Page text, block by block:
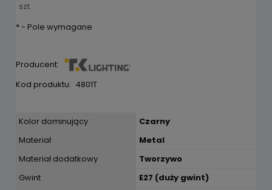
szt.
*- Pole wymagane
Producent:
Kod produktu: 4801T
Kolor dominujący
Czarny
Materiał
Metal
Materiał dodatkowy
Tworzywo
Gwint
E27 (duży gwint)